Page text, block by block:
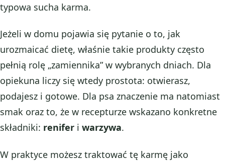
typowa sucha karma.
Jeżeli w domu pojawia się pytanie o to, jak
urozmaicać dietę, właśnie takie produkty często
pełnią rolę „zamiennika” w wybranych dniach. Dla
opiekuna liczy się wtedy prostota: otwierasz,
podajesz i gotowe. Dla psa znaczenie ma natomiast
smak oraz to, że w recepturze wskazano konkretne
składniki: renifer i warzywa.
W praktyce możesz traktować tę karmę jako